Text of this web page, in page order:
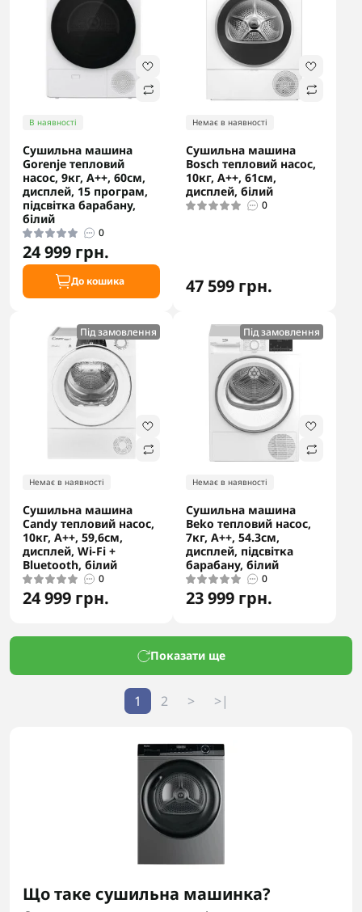
В наявності
Сушильна машина
Gorenje тепловий
насос, 9кг, A++, 60см,
дисплей, 15 програм,
підсвітка барабану,
білий
0
24 999 грн.
До кошика
Немає в наявності
Сушильна машина
Bosch тепловий насос,
10кг, A++, 61см,
дисплей, білий
0
47 599 грн.
Під замовлення
Немає в наявності
Сушильна машина
Candy тепловий насос,
10кг, A++, 59,6см,
дисплей, Wi-Fi +
Bluetooth, білий
0
24 999 грн.
Під замовлення
Немає в наявності
Сушильна машина
Beko тепловий насос,
7кг, A++, 54.3см,
дисплей, підсвітка
барабану, білий
0
23 999 грн.
Показати ще
1 2 > >|
Що таке сушильна машинка?